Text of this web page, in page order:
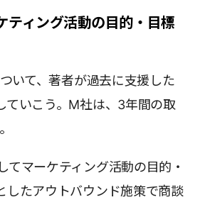
ティング活動の目的・目標
いて、著者が過去に支援した
ていこう。M社は、3年間の取
マーケティング活動の目的・
したアウトバウンド施策で商談